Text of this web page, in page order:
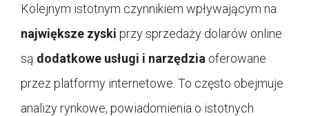
Kolejnym istotnym czynnikiem wpływającym na
największe zyski przy sprzedaży dolarów online
są dodatkowe usługi i narzędzia oferowane
przez platformy internetowe. To często obejmuje
analizy rynkowe, powiadomienia o istotnych